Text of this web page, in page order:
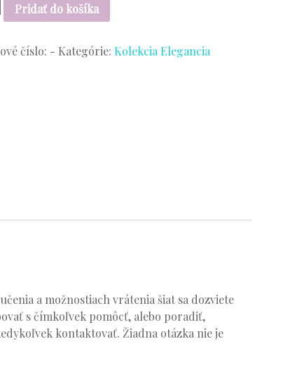
Pridať do košíka
číslo: - Kategórie: Kolekcia Elegancia
a možnostiach vrátenia šiat sa dozviete
s čímkoľvek pomôcť, alebo poradiť,
kontaktovať. Žiadna otázka nie je